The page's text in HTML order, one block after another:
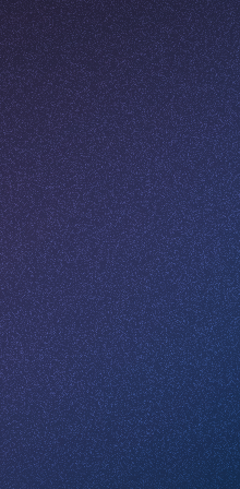
Проверочное слово*(Нажмите
Email
Какие услуги вас
Комментарий
Я принимаю условия
и согласен с
Отправить